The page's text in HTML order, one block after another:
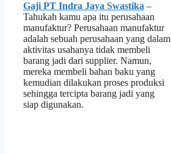
Gaji PT Indra Jaya Swastika –
Tahukah kamu apa itu perusahaan
manufaktur? Perusahaan manufaktur
adalah sebuah perusahaan yang dalam
aktivitas usahanya tidak membeli
barang jadi dari supplier. Namun,
mereka membeli bahan baku yang
kemudian dilakukan proses produksi
sehingga tercipta barang jadi yang
siap digunakan.